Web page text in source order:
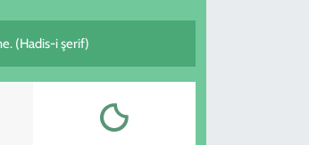
(Hadis-i şerif)